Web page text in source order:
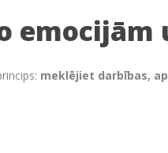
meklējiet darbības,